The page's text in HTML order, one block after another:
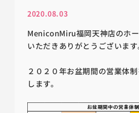
2020.08.03
MeniconMiru福岡天神店のホ
いただきありがとうございます
２０２０年お盆期間の営業体
します。